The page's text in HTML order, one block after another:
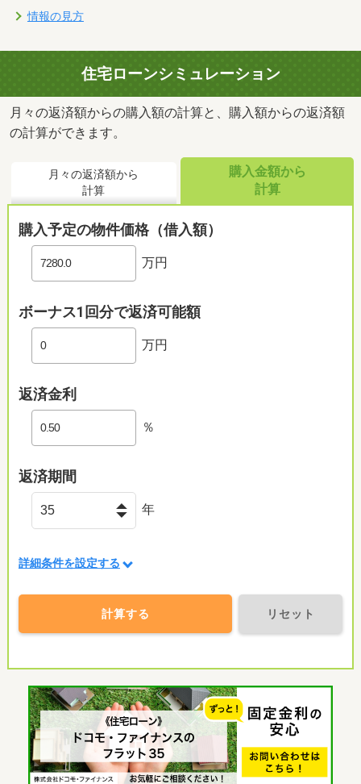
情報の見方
住宅ローンシミュレーション
月々の返済額からの購入額の計算と、購入額からの返済額
の計算ができます。
月々の返済額から
計算
購入金額から
計算
購入予定の物件価格（借入額）
万円
ボーナス1回分で返済可能額
万円
返済金利
％
返済期間
年
詳細条件を設定する
計算する リセット